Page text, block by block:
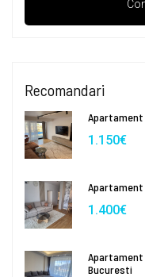
Recomandari
Apartament
1.150€
Apartament
1.400€
Apartament
Bucuresti